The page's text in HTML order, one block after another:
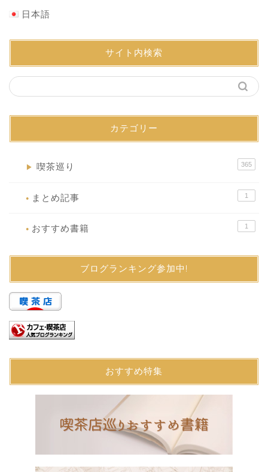
日本語
サイト内検索
カテゴリー
▶ 喫茶巡り 365
● まとめ記事 1
● おすすめ書籍 1
ブログランキング参加中!
おすすめ特集